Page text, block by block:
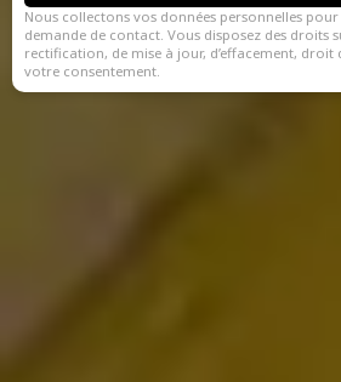
Nous collectons vos données personnelles
demande de contact. Vous disposez des droits
rectification, de mise à jour, d’effacement,
votre consentement.